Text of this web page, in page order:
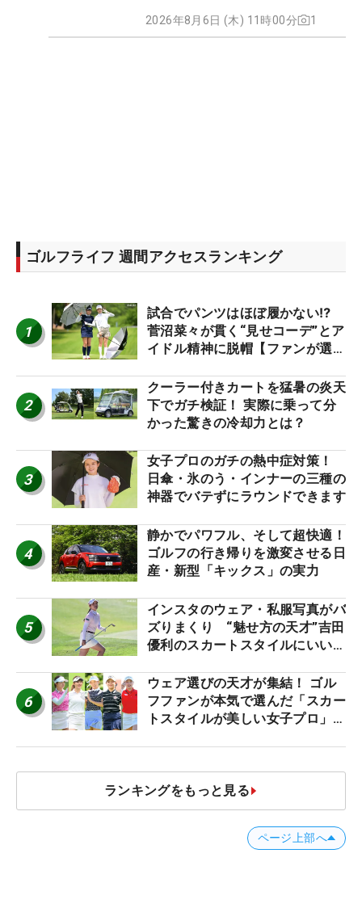
2026年8月6日 (木) 11時00分 1
ゴルフライフ 週間アクセスランキング
1
試合でパンツはほぼ履かない⁉
菅沼菜々が貫く“見せコーデ”とア
イドル精神に脱帽【ファンが選ぶ
2
クーラー付きカートを猛暑の炎天
下でガチ検証！ 実際に乗って分
かった驚きの冷却力とは？
3
女子プロのガチの熱中症対策！
日傘・氷のう・インナーの三種の
神器でバテずにラウンドできます
4
静かでパワフル、そして超快適！
ゴルフの行き帰りを激変させる日
産・新型「キックス」の実力
5
インスタのウェア・私服写真がバ
ズりまくり “魅せ方の天才”吉田
優利のスカートスタイルにいい
6
ウェア選びの天才が集結！ ゴル
フファンが本気で選んだ「スカー
トスタイルが美しい女子プロ」神
ランキングをもっと見る
ページ上部へ